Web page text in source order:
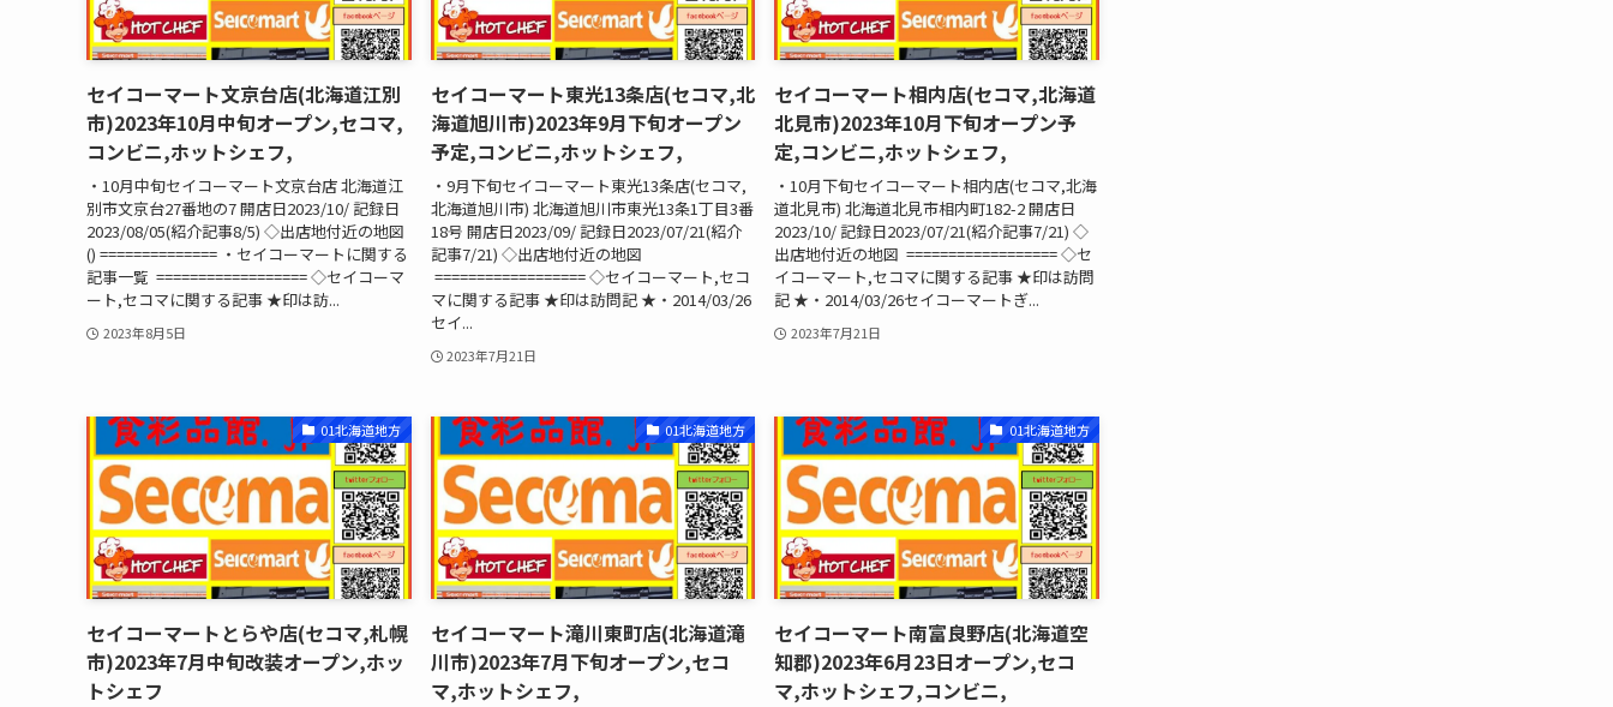
セイコーマート文京台店(北海道江別
市)2023年10月中旬オープン,セコマ,
コンビニ,ホットシェフ,
・10月中旬セイコーマート文京台店 北海道江
別市文京台27番地の7 開店日2023/10/ 記録日
2023/08/05(紹介記事8/5) ◇出店地付近の地図
() ============== ・セイコーマートに関する
記事一覧 ================== ◇セイコーマ
ート,セコマに関する記事 ★印は訪...
2023年8月5日
セイコーマート東光13条店(セコマ,北
海道旭川市)2023年9月下旬オープン
予定,コンビニ,ホットシェフ,
・9月下旬セイコーマート東光13条店(セコマ,
北海道旭川市) 北海道旭川市東光13条1丁目3番
18号 開店日2023/09/ 記録日2023/07/21(紹介
記事7/21) ◇出店地付近の地図
================== ◇セイコーマート,セコ
マに関する記事 ★印は訪問記 ★・2014/03/26
セイ...
2023年7月21日
セイコーマート相内店(セコマ,北海道
北見市)2023年10月下旬オープン予
定,コンビニ,ホットシェフ,
・10月下旬セイコーマート相内店(セコマ,北海
道北見市) 北海道北見市相内町182-2 開店日
2023/10/ 記録日2023/07/21(紹介記事7/21) ◇
出店地付近の地図 ================== ◇セ
イコーマート,セコマに関する記事 ★印は訪問
記 ★・2014/03/26セイコーマートぎ...
2023年7月21日
01北海道地方
セイコーマートとらや店(セコマ,札幌
市)2023年7月中旬改装オープン,ホッ
トシェフ
01北海道地方
セイコーマート滝川東町店(北海道滝
川市)2023年7月下旬オープン,セコ
マ,ホットシェフ,
01北海道地方
セイコーマート南富良野店(北海道空
知郡)2023年6月23日オープン,セコ
マ,ホットシェフ,コンビニ,